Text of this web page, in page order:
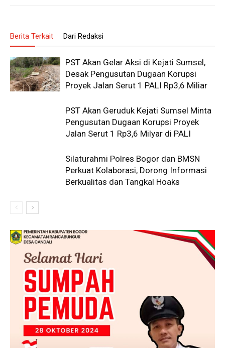
Berita Terkait Dari Redaksi
PST Akan Gelar Aksi di Kejati Sumsel,
Desak Pengusutan Dugaan Korupsi
Proyek Jalan Serut 1 PALI Rp3,6 Miliar
PST Akan Geruduk Kejati Sumsel Minta
Pengusutan Dugaan Korupsi Proyek
Jalan Serut 1 Rp3,6 Milyar di PALI
Silaturahmi Polres Bogor dan BMSN
Perkuat Kolaborasi, Dorong Informasi
Berkualitas dan Tangkal Hoaks